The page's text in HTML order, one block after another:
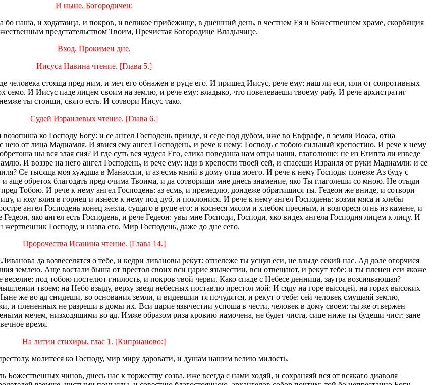
И ныне, Богородичен:
бо наша, и ходатаица, и покров, и великое прибежище, в днешний день, в честнем Ея и Божественнем храме, скорбящия
предстательством Твоим, Пречистая Богородице Владычице.
Вход. Прокимен дне.
Иисуса Навина чтение. [Глава 5.]
человека стояща пред ним, и меч его обнажен в руце его. И пришед Иисус, рече ему: наш ли еси, или от сопротивных
И Иисус паде лицем своим на землю, и рече ему: владыко, что повелеваеши твоему рабу. И рече архистратиг
ты стоиши, свято есть. И сотвори Иисус тако.
Судей Израилевых чтение. [Глава 6.]
ко Господу Богу: и се ангел Господень прииде, и седе под дубом, иже во Евфрафе, в земли Иоаса, отца
от лица Мадиамля. И явися ему ангел Господень, и рече к нему: Господь с тобою сильный крепостию. И рече к нему
ны вся злая сия? И где суть вся чудеса Его, елика поведаша нам отцы наши, глаголюще: не из Египта ли изведе
И воззре на него ангел Господень, и рече ему: иди в крепости твоей сей, и спасеши Израиля от руки Мадиамли: и се
Се тысяща моя хуждша в Манассии, и аз есмь мний в дому отца моего. И рече к нему Господь: понеже Аз буду с
обретох благодать пред очима Твоима, и да сотвориши мне днесь знамение, яко Ты глаголеши со мною. Не отыди
Тобою. И рече к нему ангел Господень: аз есмь, и премедлю, дондеже обратишися ты. Гедеон же вниде, и сотвори
и юху влия в горнец и изнесе к нему под дуб, и поклонися. И рече к нему ангел Господень: возми мяса и хлебы
ангел Господень конец жезла, сущаго в руце его: и коснеся мясом и хлебом пресным, и возгореся огнь из камене, и
яко ангел есть Господень, и рече Гедеон: увы мне Господи, Господи, яко видех ангела Господня лицем к лицу. И
Господу, и назва его, Мир Господень, даже до дне сего.
Пророчества Исаиина чтение. [Глава 14.]
да возвеселятся о тебе, и кедри ливановы рекут: отнележе ты уснул еси, не взыде секий нас. Ад доле огорчися
землею. Аще востали быша от престол своих вси царие язычестии, вси отвещают, и рекут тебе: и ты пленен еси якоже
под тобою постелют гнилость, и покров твой черви. Како спаде с Небесе денница, заутра возсиявающая?
твоем: на Небо взыду, верху звезд небесных поставлю престол мой: И сяду на горе высоцей, на горах высоких
же во ад снидеши, во основания земли, и видевшии тя почудятся, и рекут о тебе: сей человек смущаяй землю,
и плененных не разреши в домы их. Вси царие язычестии успоша в чести, человек в дому своем: ты же отвержен
мечем, низходящими во ад. Имже образом риза кровию намочена, не будет чиста, сице ниже ты будеши чист: зане
время.
На литии стихиры, глас 1. [Киприаново:]
молитеся ко Господу, мир миру даровати, и душам нашим велию милость.
чинов, днесь нас к торжеству созва, иже всегда с нами ходяй, и сохраняяй вся от всякаго диаволя